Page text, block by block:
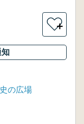
＋
知
の広場